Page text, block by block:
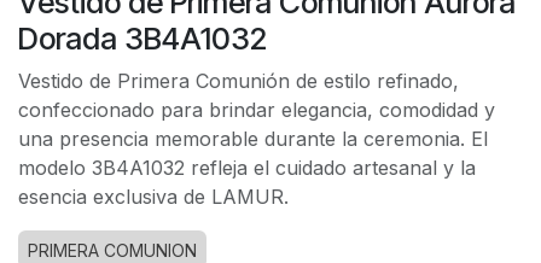
Dorada 3B4A1032
Vestido de Primera Comunión de estilo refinado,
confeccionado para brindar elegancia, comodidad y
una presencia memorable durante la ceremonia. El
modelo 3B4A1032 refleja el cuidado artesanal y la
esencia exclusiva de LAMUR.
PRIMERA COMUNION